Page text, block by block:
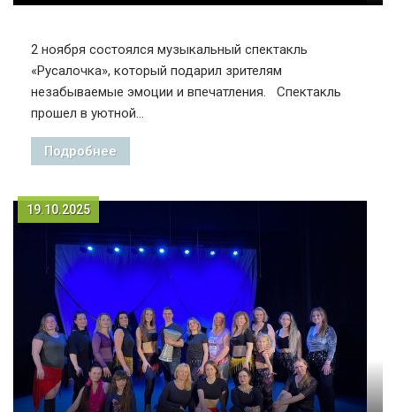
2 ноября состоялся музыкальный спектакль
«Русалочка», который подарил зрителям
незабываемые эмоции и впечатления. Спектакль
прошел в уютной...
Подробнее
19.10.2025